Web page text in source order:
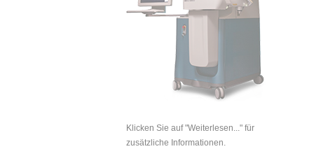
Klicken Sie auf "Weiterlesen..." für
zusätzliche Informationen.